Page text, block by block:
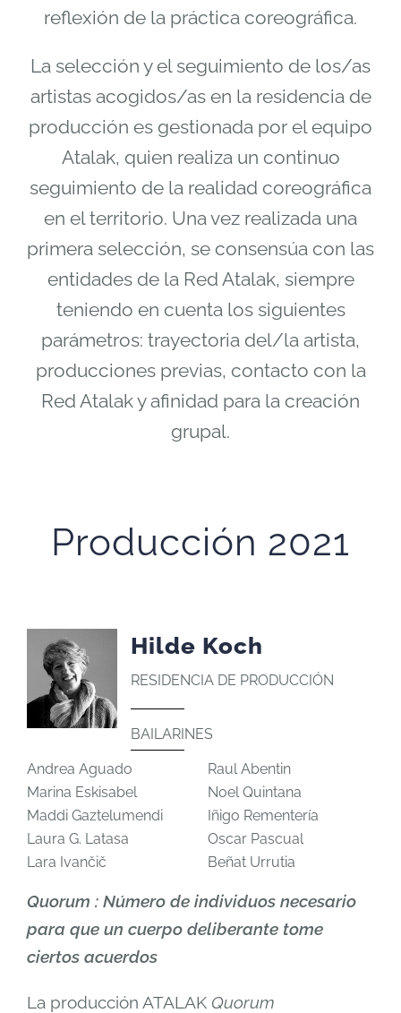
reflexión de la práctica coreográfica.
La selección y el seguimiento de los/as
artistas acogidos/as en la residencia de
producción es gestionada por el equipo
Atalak, quien realiza un continuo
seguimiento de la realidad coreográfica
en el territorio. Una vez realizada una
primera selección, se consensúa con las
entidades de la Red Atalak, siempre
teniendo en cuenta los siguientes
parámetros: trayectoria del/la artista,
producciones previas, contacto con la
Red Atalak y afinidad para la creación
grupal.
Producción 2021
Hilde Koch
RESIDENCIA DE PRODUCCIÓN
BAILARINES
Andrea Aguado
Marina Eskisabel
Maddi Gaztelumendi
Laura G. Latasa
Lara Ivančič
Raul Abentin
Noel Quintana
Iñigo Rementería
Oscar Pascual
Beñat Urrutia
Quorum : Número de individuos necesario
para que un cuerpo deliberante tome
ciertos acuerdos
La producción ATALAK Quorum